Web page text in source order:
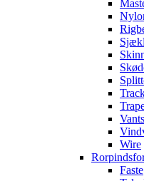
Wire
Faste